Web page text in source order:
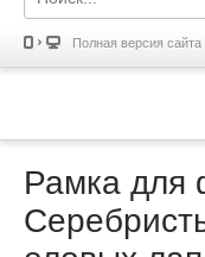
Полная версия сайта
Рамка для